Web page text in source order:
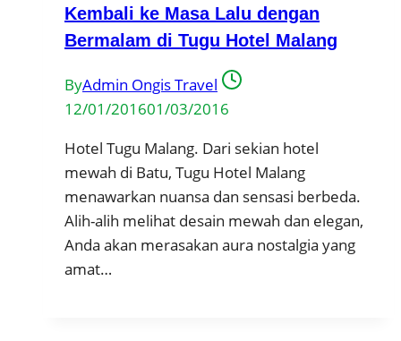
Kembali ke Masa Lalu dengan
Bermalam di Tugu Hotel Malang
ByAdmin Ongis Travel
12/01/201601/03/2016
Hotel Tugu Malang. Dari sekian hotel
mewah di Batu, Tugu Hotel Malang
menawarkan nuansa dan sensasi berbeda.
Alih-alih melihat desain mewah dan elegan,
Anda akan merasakan aura nostalgia yang
amat…